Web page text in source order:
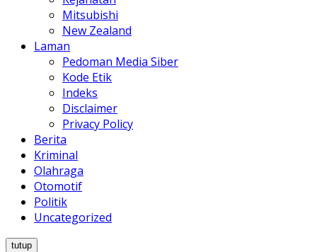
Mitsubishi
New Zealand
Laman
Pedoman Media Siber
Kode Etik
Indeks
Disclaimer
Privacy Policy
Berita
Kriminal
Olahraga
Otomotif
Politik
Uncategorized
tutup